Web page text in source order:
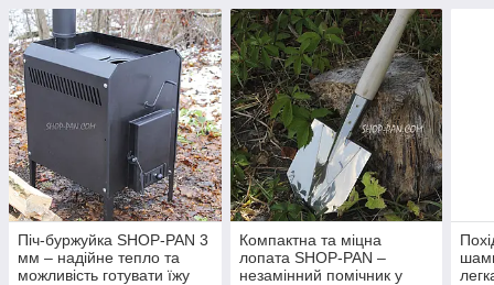
Піч-буржуйка SHOP-PAN 3
мм – надійне тепло та
можливість готувати їжу
Компактна та міцна
лопата SHOP-PAN –
незамінний помічник у